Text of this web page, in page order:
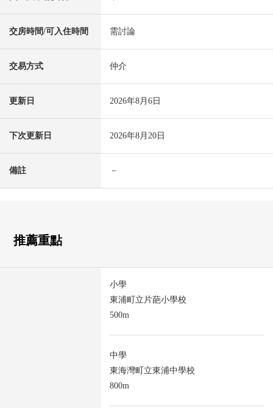
交房時間/可入住時間 需討論
交易方式 仲介
更新日 2026年8月6日
下次更新日 2026年8月20日
備註 －
推薦重點
小學
東浦町立片葩小學校
500m
中學
東海灣町立東浦中學校
800m